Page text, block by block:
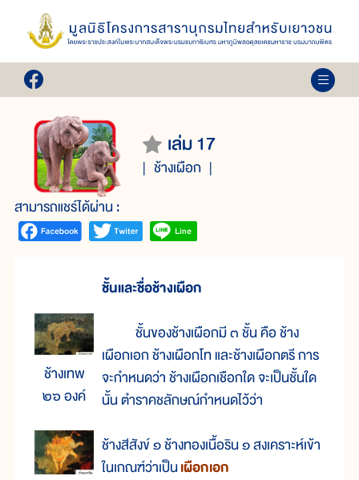
เล่ม 17
ช้างเผือก
สามารถแชร์ได้ผ่าน :
ช้างเทพ
๒๖ องค์
ชั้นและชื่อช้างเผือก
ชั้นของช้างเผือกมี ๓ ชั้น คือ ช้าง
เผือกเอก ช้างเผือกโท และช้างเผือกตรี การ
จะกำหนดว่า ช้างเผือกเชือกใด จะเป็นชั้นใด
นั้น ตำราคชลักษณ์กำหนดไว้ว่า
ช้างสีสังข์ ๑ ช้างทองเนื้อริน ๑ สงเคราะห์เข้า
ในเกณฑ์ว่าเป็นเผือกเอก